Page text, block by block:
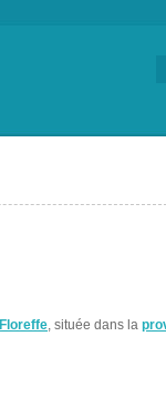
Floreffe, située dans la